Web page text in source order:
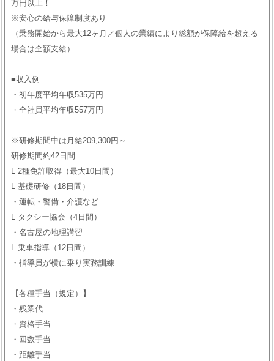
万円以上！
※安心の給与保障制度あり
（乗務開始から最大12ヶ月／個人の業績により総額が保障給を超える
場合は全額支給）
■収入例
・初年度平均年収535万円
・全社員平均年収557万円
※研修期間中は月給209,300円～
研修期間約42日間
L 2種免許取得（最大10日間）
L 基礎研修（18日間）
・運転・警備・介護など
L タクシー協会（4日間）
・名古屋の地理講習
L 乗車指導（12日間）
・指導員が横に乗り実務訓練
【各種手当（規定）】
・残業代
・資格手当
・回数手当
・距離手当